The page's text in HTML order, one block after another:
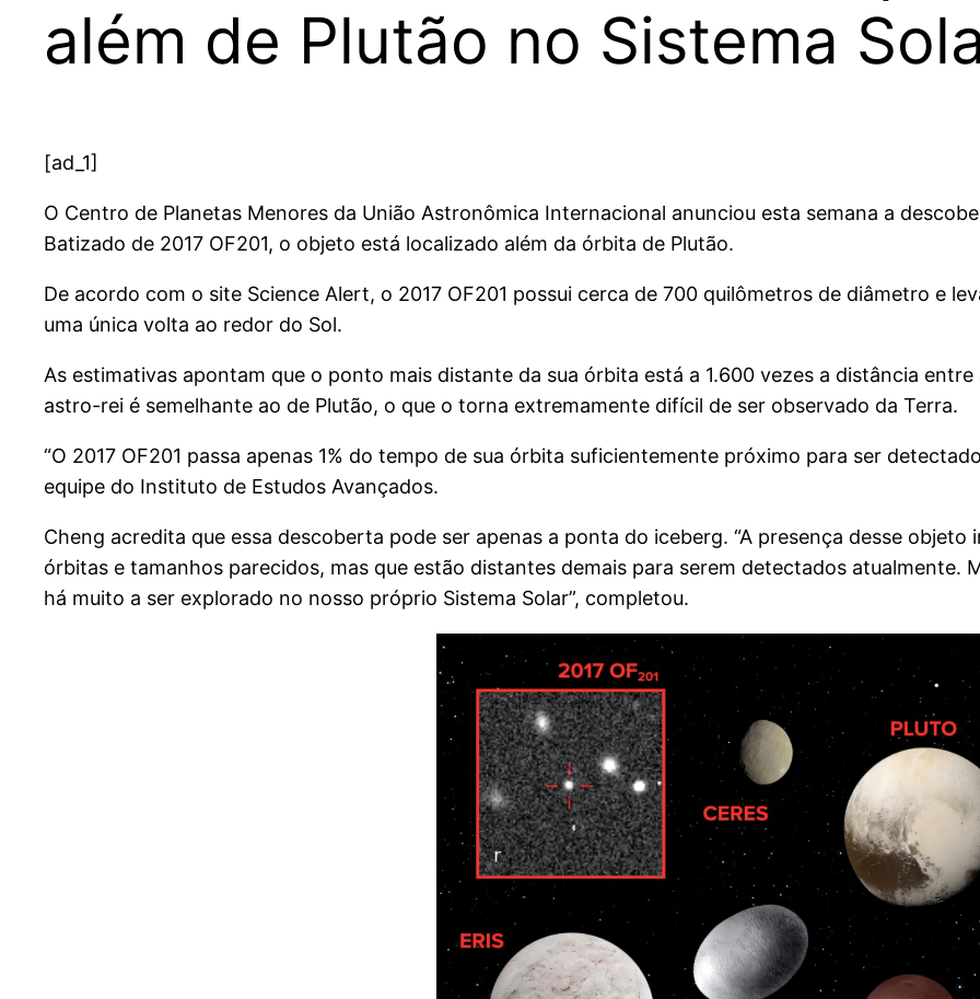
além de Plutão no Sistema
[ad_1]
O Centro de Planetas Menores da União Astronômica Internacional anunciou esta semana a
Batizado de 2017 OF201, o objeto está localizado além da órbita de Plutão.
De acordo com o site Science Alert, o 2017 OF201 possui cerca de 700 quilômetros de diâmetro e
uma única volta ao redor do Sol.
As estimativas apontam que o ponto mais distante da sua órbita está a 1.600 vezes a distância
astro-rei é semelhante ao de Plutão, o que o torna extremamente difícil de ser observado da Terra.
“O 2017 OF201 passa apenas 1% do tempo de sua órbita suficientemente próximo para ser
equipe do Instituto de Estudos Avançados.
Cheng acredita que essa descoberta pode ser apenas a ponta do iceberg. “A presença desse
órbitas e tamanhos parecidos, mas que estão distantes demais para serem detectados atualmente.
há muito a ser explorado no nosso próprio Sistema Solar”, completou.